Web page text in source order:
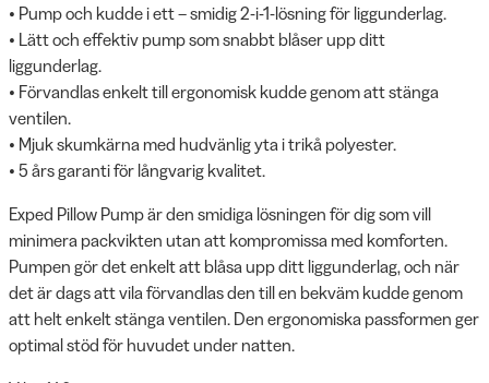
• Pump och kudde i ett – smidig 2-i-1-lösning för liggunderlag.
• Lätt och effektiv pump som snabbt blåser upp ditt
liggunderlag.
• Förvandlas enkelt till ergonomisk kudde genom att stänga
ventilen.
• Mjuk skumkärna med hudvänlig yta i trikå polyester.
• 5 års garanti för långvarig kvalitet.
Exped Pillow Pump är den smidiga lösningen för dig som vill
minimera packvikten utan att kompromissa med komforten.
Pumpen gör det enkelt att blåsa upp ditt liggunderlag, och när
det är dags att vila förvandlas den till en bekväm kudde genom
att helt enkelt stänga ventilen. Den ergonomiska passformen ger
optimal stöd för huvudet under natten.